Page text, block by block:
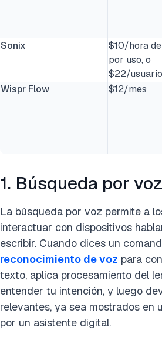
Sonix
$10/hora
por uso, o
$22/
Wispr Flow
$12/mes
1. Búsqueda por voz
La búsqueda por voz permite a
interactuar con dispositivos
escribir. Cuando dices un
reconocimiento de voz para
texto, aplica procesamiento del
entender tu intención, y luego
relevantes, ya sea mostrados en
por un asistente digital.